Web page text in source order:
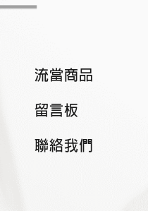
流當商品
留言板
聯絡我們